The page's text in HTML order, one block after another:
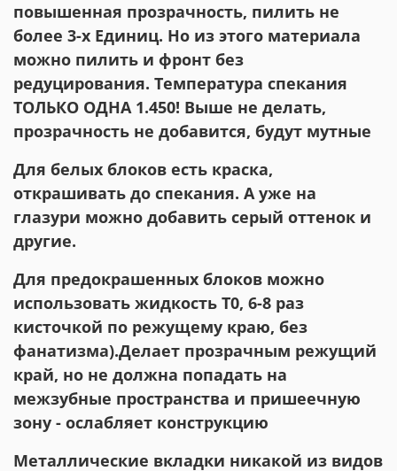
повышенная прозрачность, пилить не
более 3-х Единиц. Но из этого материала
можно пилить и фронт без
редуцирования. Температура спекания
ТОЛЬКО ОДНА 1.450! Выше не делать,
прозрачность не добавится, будут мутные
Для белых блоков есть краска,
открашивать до спекания. А уже на
глазури можно добавить серый оттенок и
другие.
Для предокрашенных блоков можно
использовать жидкость Т0, 6-8 раз
кисточкой по режущему краю, без
фанатизма).Делает прозрачным режущий
край, но не должна попадать на
межзубные пространства и пришеечную
зону - ослабляет конструкцию
Металлические вкладки никакой из видов